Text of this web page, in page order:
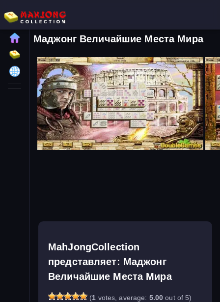
Маджонг Величайшие Места Мира
MahJongCollection
представляет: Маджонг
Величайшие Места Мира
(1 votes, average: 5.00 out of 5)